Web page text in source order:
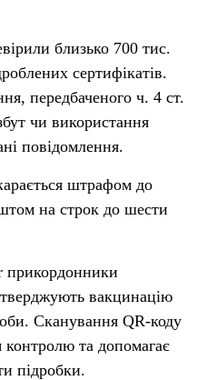
близько 700 тис.
сертифікатів.
передбаченого ч. 4 ст.
чи використання
повідомлення.
штрафом до
на строк до шести
прикордонники
вакцинацію
Сканування QR-коду
та допомагає
підробки.